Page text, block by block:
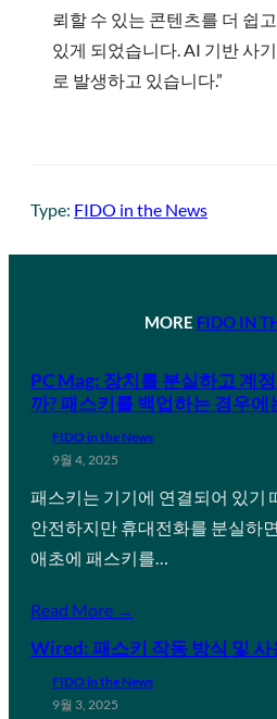
뢰할 수 있는 콘텐츠를 더 쉽
있게 되었습니다. AI 기반 사
로 발생하고 있습니다.”
Type: FIDO in the News
MORE FIDO IN
PC Mag: 장치를 분실하고 계
까? 패스키를 백업하는 경우
FIDO in the News
9월 4, 2025
패스키는 기기에 연결되어 있기
안전하지만 휴대전화를 분실하
애초에 패스키를…
Read More →
Wired: 패스키 작동 방식 및 사
FIDO in the News
9월 3, 2025